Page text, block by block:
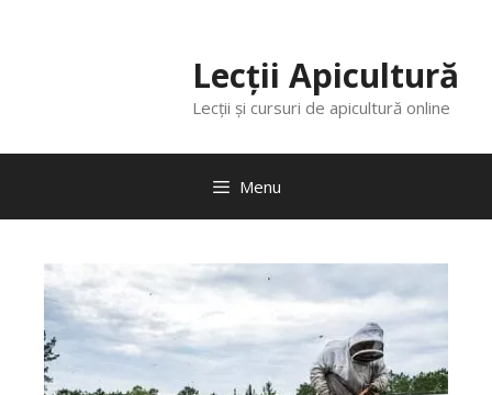
Lecții Apicultură
Lecții și cursuri de apicultură online
Menu